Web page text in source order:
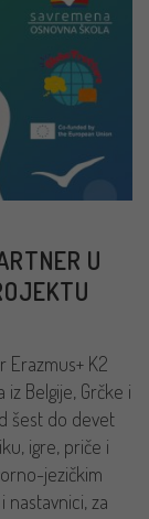
U
Erazmus+ K2
Belgije, Grčke i
šest do devet
igre, priče i
jezičkim
nastavnici, za